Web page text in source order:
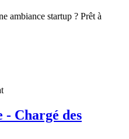
ambiance startup ? Prêt à
- Chargé des